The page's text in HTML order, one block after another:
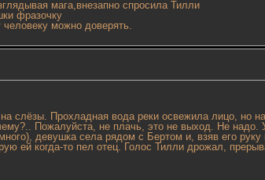
мага,внезапно спросила Тилли
фразочку
можно доверять.
слёзы. Прохладная вода реки освежила лицо, но
Пожалуйста, не плачь, это не выход. Не надо.
девушка села рядом с Бертом и, взяв его
ей когда-то пел отец. Голос Тилли дрожал,